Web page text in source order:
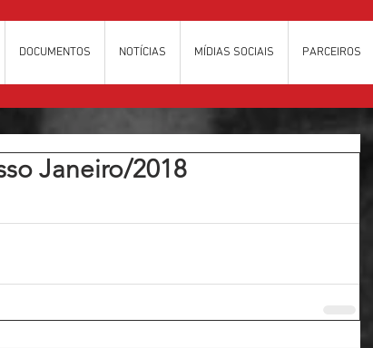
DOCUMENTOS NOTÍCIAS MÍDIAS SOCIAIS PARCEIROS
Janeiro/2018